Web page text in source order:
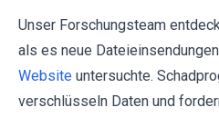
Unser Forschungsteam
als es neue
Website untersuchte.
verschlüsseln Daten und